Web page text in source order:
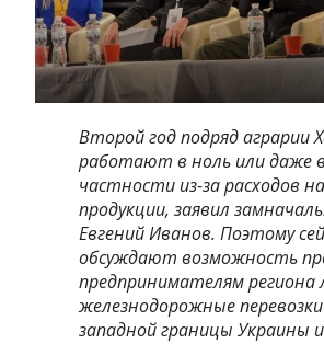
Второй год подряд аграрии
работают в ноль или даже
частности из-за расходов
продукции, заявил
Евгений Иванов. Поэтому
обсуждают возможность
предпринимателям региона
железнодорожные
западной границы Украины